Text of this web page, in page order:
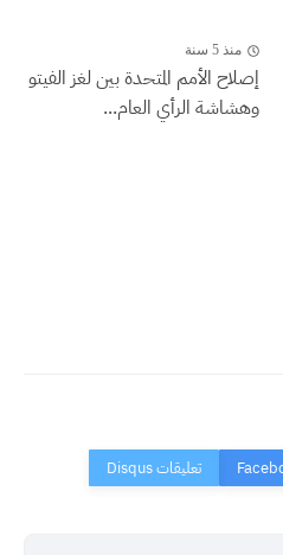
منذ 5 سنة
إصلاح الأمم المتحدة بين لغز الفيتو
وهشاشة الرأي العام...